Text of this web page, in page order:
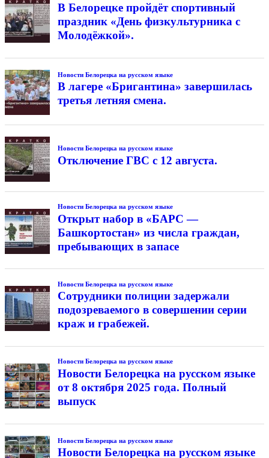
В Белорецке пройдёт спортивный
праздник «День физкультурника с
Молодёжкой».
Новости Белорецка на русском языке
В лагере «Бригантина» завершилась
третья летняя смена.
Новости Белорецка на русском языке
Отключение ГВС с 12 августа.
Новости Белорецка на русском языке
Открыт набор в «БАРС —
Башкортостан» из числа граждан,
пребывающих в запасе
Новости Белорецка на русском языке
Сотрудники полиции задержали
подозреваемого в совершении серии
краж и грабежей.
Новости Белорецка на русском языке
Новости Белорецка на русском языке
от 8 октября 2025 года. Полный
выпуск
Новости Белорецка на русском языке
Новости Белорецка на русском языке